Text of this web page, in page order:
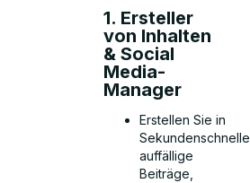
1. Ersteller
von Inhalten
& Social
Media-
Manager
Erstellen Sie in
Sekundenschnelle
auffällige
Beiträge,